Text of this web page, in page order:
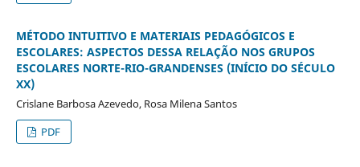
MÉTODO INTUITIVO E MATERIAIS PEDAGÓGICOS E
ESCOLARES: ASPECTOS DESSA RELAÇÃO NOS GRUPOS
ESCOLARES NORTE-RIO-GRANDENSES (INÍCIO DO SÉCULO
XX)
Crislane Barbosa Azevedo, Rosa Milena Santos
PDF